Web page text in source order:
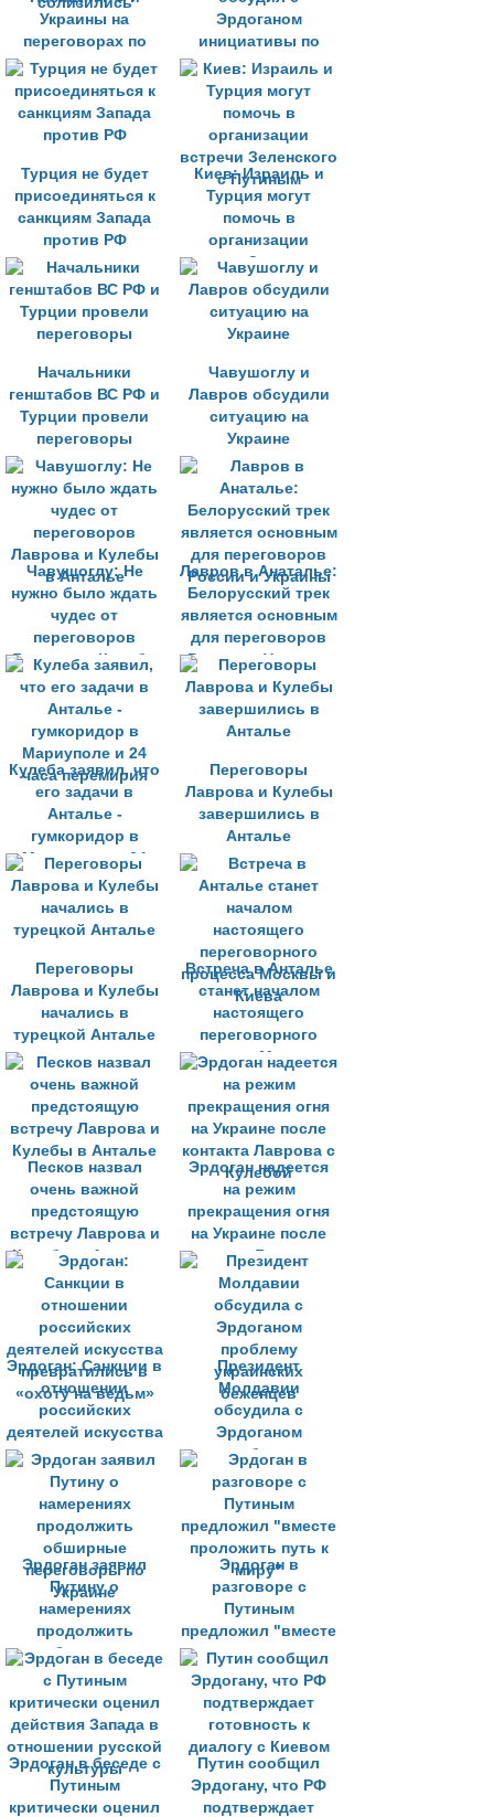
Украины на
переговорах по
некоторым
вопросам
сблизились
Эрдоганом
инициативы по
урегулированию на
Украине
Турция не будет
присоединяться к
санкциям Запада
против РФ
Киев: Израиль и
Турция могут
помочь в
организации
встречи Зеленского
с Путиным
Начальники
генштабов ВС РФ и
Турции провели
переговоры
Чавушоглу и
Лавров обсудили
ситуацию на
Украине
Чавушоглу: Не
нужно было ждать
чудес от
переговоров
Лаврова и Кулебы
в Анталье
Лавров в Анаталье:
Белорусский трек
является основным
для переговоров
России и Украины
Кулеба заявил, что
его задачи в
Анталье -
гумкоридор в
Мариуполе и 24
часа перемирия
Переговоры
Лаврова и Кулебы
завершились в
Анталье
Переговоры
Лаврова и Кулебы
начались в
турецкой Анталье
Встреча в Анталье
станет началом
настоящего
переговорного
процесса Москвы и
Киева
Песков назвал
очень важной
предстоящую
встречу Лаврова и
Кулебы в Анталье
Эрдоган надеется
на режим
прекращения огня
на Украине после
контакта Лаврова с
Кулебой
Эрдоган: Санкции в
отношении
российских
деятелей искусства
превратились в
«охоту на ведьм»
Президент
Молдавии
обсудила с
Эрдоганом
проблему
украинских
беженцев
Эрдоган заявил
Путину о
намерениях
продолжить
обширные
переговоры по
Украине
Эрдоган в
разговоре с
Путиным
предложил "вместе
проложить путь к
миру"
Эрдоган в беседе с
Путиным
критически оценил
Путин сообщил
Эрдогану, что РФ
подтверждает